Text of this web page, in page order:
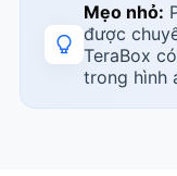
Mẹo nhỏ:
được
TeraBox
trong hình